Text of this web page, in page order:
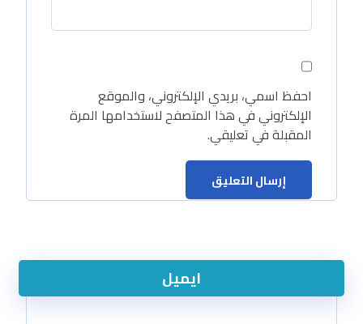
احفظ اسمي، بريدي الإلكتروني، والموقع
الإلكتروني في هذا المتصفح لاستخدامها المرة
المقبلة في تعليقي.
ايميل